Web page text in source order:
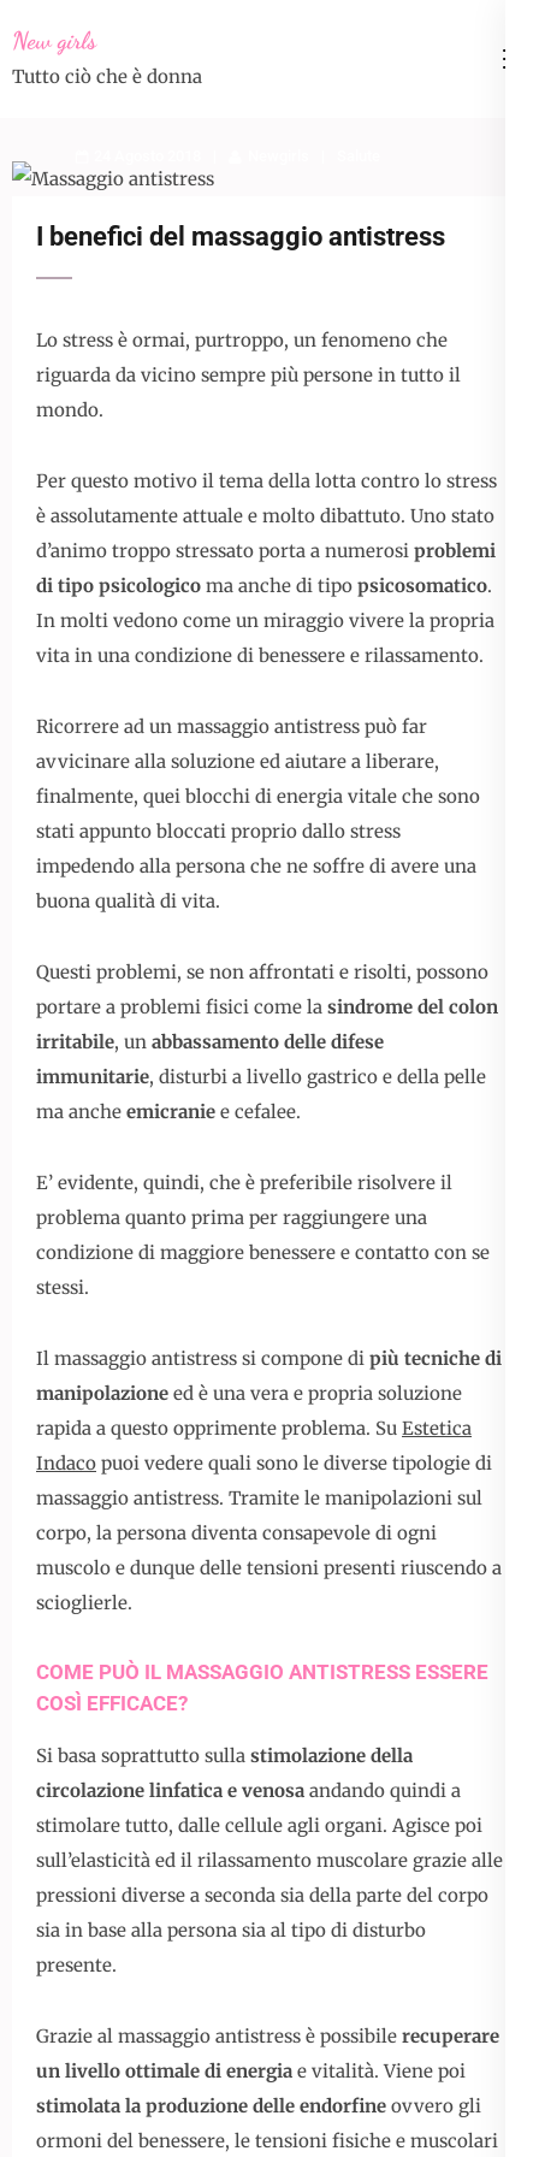
to
content
Enter)
New girls
Tutto ciò che è donna
I benefici del massaggio antistress
Lo stress è ormai, purtroppo, un fenomeno che
riguarda da vicino sempre più persone in tutto il
mondo.
Per questo motivo il tema della lotta contro lo stress
è assolutamente attuale e molto dibattuto. Uno stato
d’animo troppo stressato porta a numerosi problemi
di tipo psicologico ma anche di tipo psicosomatico.
In molti vedono come un miraggio vivere la propria
vita in una condizione di benessere e rilassamento.
Ricorrere ad un massaggio antistress può far
avvicinare alla soluzione ed aiutare a liberare,
finalmente, quei blocchi di energia vitale che sono
stati appunto bloccati proprio dallo stress
impedendo alla persona che ne soffre di avere una
buona qualità di vita.
Questi problemi, se non affrontati e risolti, possono
portare a problemi fisici come la sindrome del colon
irritabile, un abbassamento delle difese
immunitarie, disturbi a livello gastrico e della pelle
ma anche emicranie e cefalee.
E’ evidente, quindi, che è preferibile risolvere il
problema quanto prima per raggiungere una
condizione di maggiore benessere e contatto con se
stessi.
Il massaggio antistress si compone di più tecniche di
manipolazione ed è una vera e propria soluzione
rapida a questo opprimente problema. Su Estetica
Indaco puoi vedere quali sono le diverse tipologie di
massaggio antistress. Tramite le manipolazioni sul
corpo, la persona diventa consapevole di ogni
muscolo e dunque delle tensioni presenti riuscendo a
scioglierle.
COME PUÒ IL MASSAGGIO ANTISTRESS ESSERE
COSÌ EFFICACE?
Si basa soprattutto sulla stimolazione della
circolazione linfatica e venosa andando quindi a
stimolare tutto, dalle cellule agli organi. Agisce poi
sull’elasticità ed il rilassamento muscolare grazie alle
pressioni diverse a seconda sia della parte del corpo
sia in base alla persona sia al tipo di disturbo
presente.
Grazie al massaggio antistress è possibile recuperare
un livello ottimale di energia e vitalità. Viene poi
stimolata la produzione delle endorfine ovvero gli
ormoni del benessere, le tensioni fisiche e muscolari